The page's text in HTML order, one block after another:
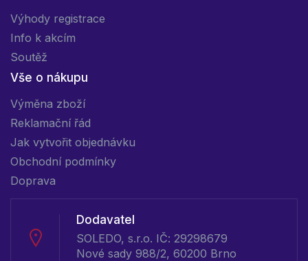
Výhody registrace
Info k akcím
Soutěž
Vše o nákupu
Výměna zboží
Reklamační řád
Jak vytvořit objednávku
Obchodní podmínky
Doprava
Dodavatel
SOLEDO, s.r.o. IČ: 29298679
Nové sady 988/2, 60200 Brno